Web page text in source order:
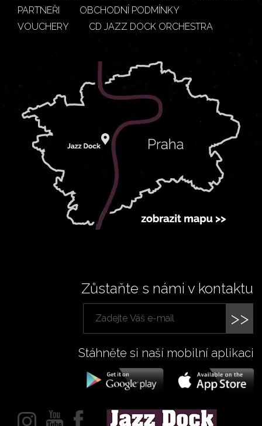
PARTNEŘI
OBCHODNÍ PODMÍNKY
VOUCHERY
CD JAZZ DOCK ORCHESTRA
Zůstaňte s námi v kontaktu
>>
Stáhněte si naší mobilní aplikaci